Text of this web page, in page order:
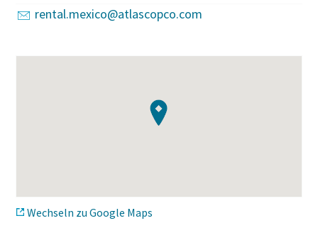
rental.mexico@atlascopco.com
Wechseln zu Google Maps